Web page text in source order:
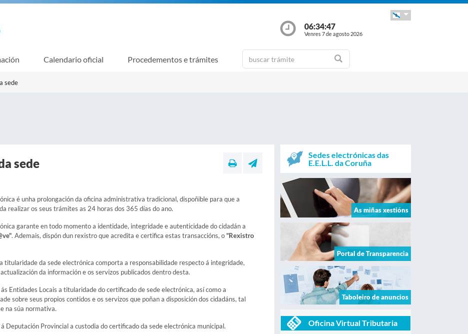
06:34:48
Venres 7 de agosto 2026
Calendario oficial Procedementos e trámites
sede
sede
é unha prolongación da oficina administrativa tradicional, dispoñible para que a
realizar os seus trámites as 24 horas dos 365 días do ano.
garante en todo momento a identidade, integridade e autenticidade do cidadán a
. Ademais, dispón dun rexistro que acredita e certifica estas transaccións, o"Rexistro
titularidade da sede electrónica comporta a responsabilidade respecto á integridade,
da información e os servizos publicados dentro desta.
Entidades Locais a titularidade do certificado de sede electrónica, así como a
sobre seus propios contidos e os servizos que poñan a disposición dos cidadáns, tal
na súa normativa.
Deputación Provincial a custodia do certificado da sede electrónica municipal.
Sedes electrónicas das
E.E.L.L. da Coruña
As miñas xestións
Portal de Transparencia
Taboleiro de anuncios
Oficina Virtual Tributaria